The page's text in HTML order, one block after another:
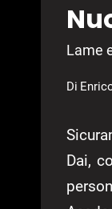
Lame
Di
Dai,